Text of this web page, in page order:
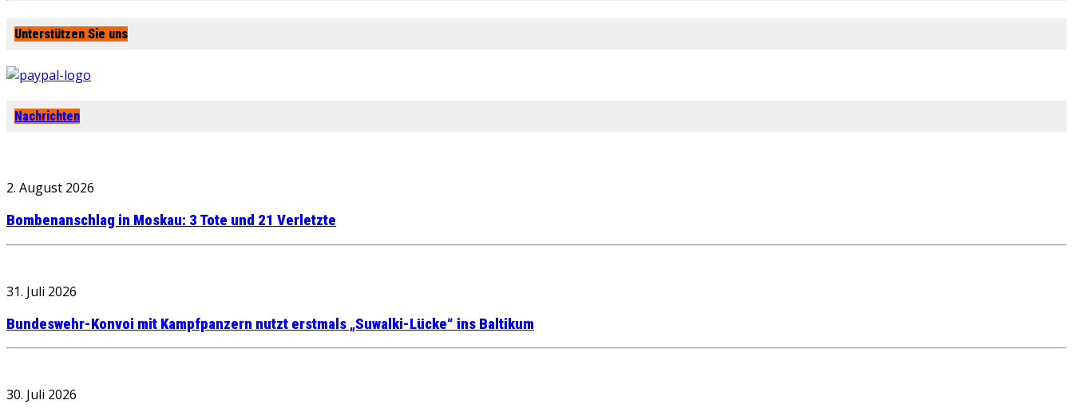
Unterstützen Sie uns
Nachrichten
2. August 2026
Bombenanschlag in Moskau: 3 Tote und 21 Verletzte
31. Juli 2026
Bundeswehr-Konvoi mit Kampfpanzern nutzt erstmals „Suwalki-Lücke“ ins Baltikum
30. Juli 2026